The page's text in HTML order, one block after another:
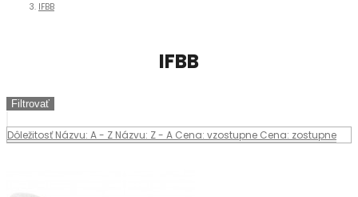
IFBB
IFBB
Filtrovať
DôležitosťNázvu: A - Z Názvu: Z - A Cena: vzostupne Cena: zostupne